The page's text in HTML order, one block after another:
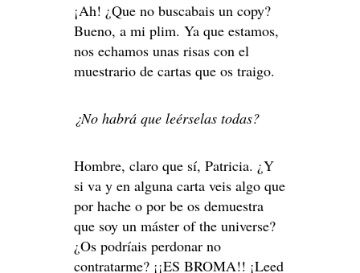
¡Ah! ¿Que no buscabais un copy?
Bueno, a mi plim. Ya que estamos,
nos echamos unas risas con el
muestrario de cartas que os traigo.
¿No habrá que leérselas todas?
Hombre, claro que sí, Patricia. ¿Y
si va y en alguna carta veis algo que
por hache o por be os demuestra
que soy un máster of the universe?
¿Os podríais perdonar no
contratarme? ¡¡ES BROMA!! ¡Leed